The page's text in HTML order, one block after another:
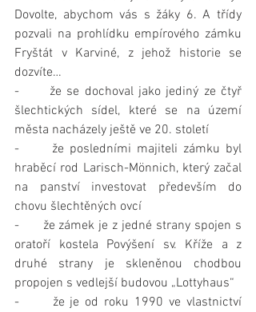
Dovolte, abychom vás s žáky 6. A třídy
pozvali na prohlídku empírového zámku
Fryštát v Karviné, z jehož historie se
dozvíte…
-      že se dochoval jako jediný ze čtyř
šlechtických sídel, které se na území
města nacházely ještě ve 20. století
-      že posledními majiteli zámku byl
hraběcí rod Larisch-Mönnich, který začal
na panství investovat především do
chovu šlechtěných ovcí
-      že zámek je z jedné strany spojen s
oratoří kostela Povýšení sv. Kříže a z
druhé strany je skleněnou chodbou
propojen s vedlejší budovou „Lottyhaus“
-      že je od roku 1990 ve vlastnictví